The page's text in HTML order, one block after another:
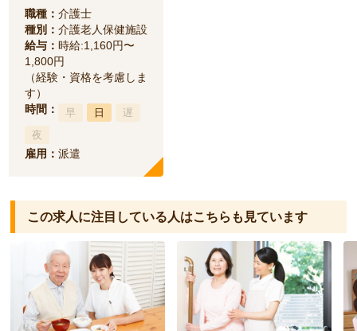
職種： 介護士
種別： 介護老人保健施設
給与： 時給:1,160円〜
1,800円
（経験・資格を考慮しま
す）
時間：
早 日
遅
夜
雇用： 派遣
この求人に注目している人はこちらも見ています